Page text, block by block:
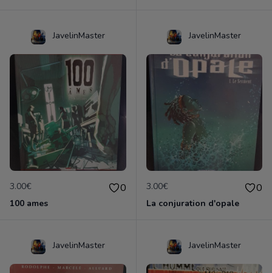
JavelinMaster
3.00€ 0
100 ames
JavelinMaster
3.00€ 0
La conjuration d'opale
JavelinMaster JavelinMaster